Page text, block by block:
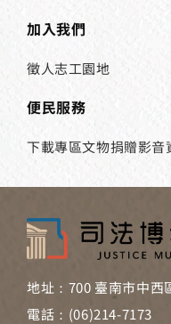
加入我們
徵人志工園地
便民服務
下載專區文物捐贈影音
地址：700 臺南市中
電話：(06)214-7173